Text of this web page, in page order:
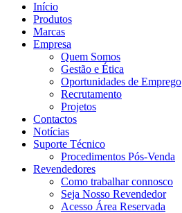
Início
Produtos
Marcas
Empresa
Quem Somos
Gestão e Ética
Oportunidades de Emprego
Recrutamento
Projetos
Contactos
Notícias
Suporte Técnico
Procedimentos Pós-Venda
Revendedores
Como trabalhar connosco
Seja Nosso Revendedor
Acesso Área Reservada